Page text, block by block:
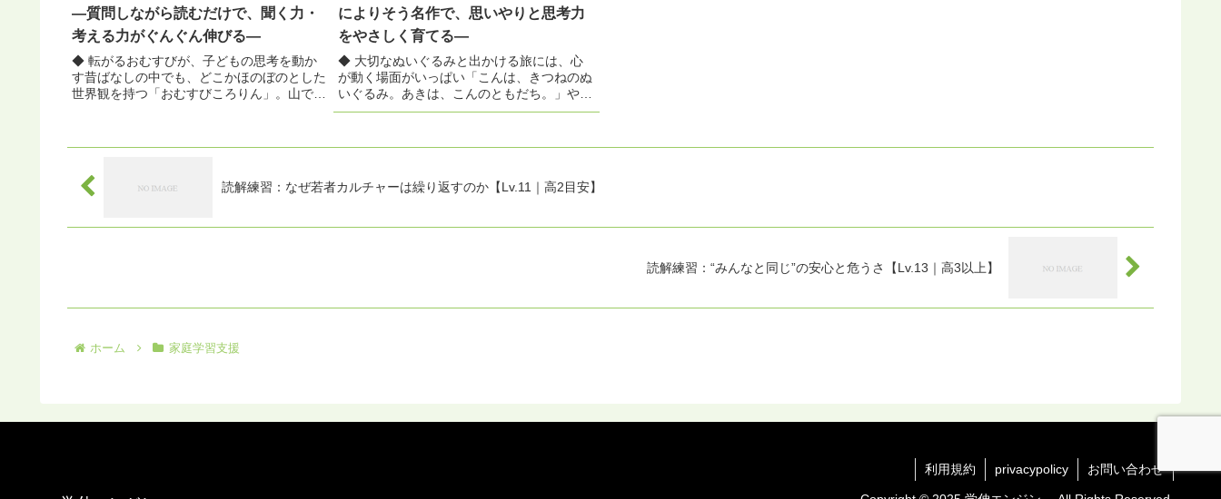
―質問しながら読むだけで、聞く力・
考える力がぐんぐん伸びる―
◆ 転がるおむすびが、子どもの思考を動か
す昔ばなしの中でも、どこかほのぼのとした
世界観を持つ「おむすびころりん」。山でお
によりそう名作で、思いやりと思考力
をやさしく育てる―
◆ 大切なぬいぐるみと出かける旅には、心
が動く場面がいっぱい「こんは、きつねのぬ
いぐるみ。あきは、こんのともだち。」やさ
しく始まるこの一文から、物語は一気に“心
読解練習：なぜ若者カルチャーは繰り返すのか【Lv.11｜高2目安】
読解練習：“みんなと同じ”の安心と危うさ【Lv.13｜高3以上】
ホーム 家庭学習支援
利用規約 privacypolicy お問い合わせ